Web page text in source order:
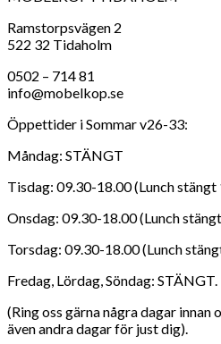
Ramstorpsvägen 2
522 32 Tidaholm
0502 – 714 81
info@mobelkop.se
Öppettider i Sommar v26-33:
Måndag: STÄNGT
Tisdag: 09.30-18.00 (Lunch
Onsdag: 09.30-18.00 (Lunch
Torsdag: 09.30-18.00 (Lunch
Fredag, Lördag, Söndag: STÄNGT.
(Ring oss gärna några dagar innan
även andra dagar för just dig).